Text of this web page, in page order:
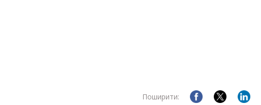
Поширити: